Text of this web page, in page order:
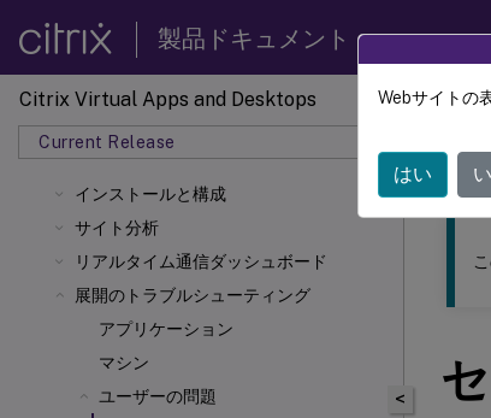
製品ドキュメント
Citrix Virtual Apps and Desktops
Current Release
インストールと構成
サイト分析
リアルタイム通信ダッシュボード
展開のトラブルシューティング
アプリケーション
マシン
ユーザーの問題
この
<
Webサイトの
はい